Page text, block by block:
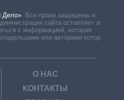
Дело» Все права защищены и
сайта оставляет за
с информацией, которая
или авторами которой
О НАС
КОНТАКТЫ